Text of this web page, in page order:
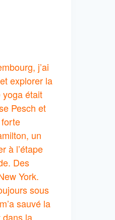
j’ai
explorer la
était
Pesch et
un
à l’étape
Des
York.
sous
sauvé la
dans la